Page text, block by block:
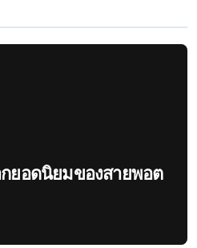
กยอดนิยมของสายพอต